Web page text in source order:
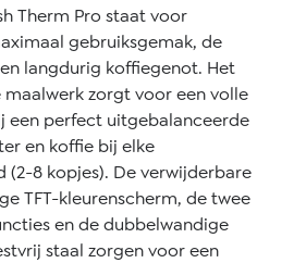
Therm Pro staat voor
gebruiksgemak, de
langdurig koffiegenot. Het
zorgt voor een volle
een perfect uitgebalanceerde
en koffie bij elke
(2-8 kopjes). De verwijderbare
TFT-kleurenscherm, de twee
en de dubbelwandige
staal zorgen voor een